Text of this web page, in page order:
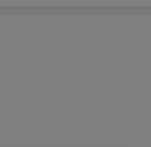
ginekologii